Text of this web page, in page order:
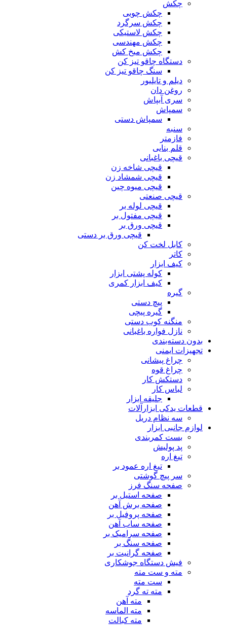
چکش
چکش چوبی
چکش سرگرد
چکش لاستیکی
چکش مهندسی
چکش میخ کش
دستگاه چاقو تیز کن
سنگ چاقو تیز کن
دیلم و تایلیور
روغن دان
سری آبپاش
سمپاش
سمپاش دستی
سنبه
فازمتر
قلم بنایی
قیچی باغبانی
قیچی شاخه زن
قیچی شمشاد زن
قیچی میوه چین
قیچی صنعتی
قیچی لوله بر
قیچی مفتول بر
قیچی ورق بر
قیچی ورق بر دستی
کابل لخت کن
کاتر
کیف ابزار
کوله پشتی ابزار
کیف ابزار کمری
گیره
پیچ دستی
گیره پیچی
منگنه کوب دستی
نازل فواره باغبانی
بدون دسته‌بندی
تجهیزات ایمنی
چراغ پیشانی
چراغ قوه
دستکش کار
لباس کار
جلیقه ابزار
قطعات یدکی ابزارآلات
سه نظام دریل
لوازم جانبی ابزار
بست کمربندی
پد پولیش
تیغ اره
تیغ اره عمود بر
سر پیچ گوشتی
صفحه سنگ فرز
صفحه استیل بر
صفحه برش آهن
صفحه پروفیل بر
صفحه ساب آهن
صفحه سرامیک بر
صفحه سنگ بر
صفحه گرانیت بر
فیش دستگاه جوشکاری
مته و ست مته
ست مته
مته ته گرد
مته آهن
مته الماسه
مته کبالت